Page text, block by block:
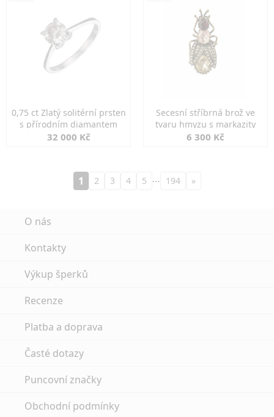
0,75 ct Zlatý solitérní prsten
s přírodním diamantem
32 000 Kč
Secesní stříbrná brož ve
tvaru hmyzu s markazity
6 300 Kč
1 2 3 4 5 … 194 »
O nás
Kontakty
Výkup šperků
Recenze
Platba a doprava
Časté dotazy
Puncovní značky
Obchodní podmínky